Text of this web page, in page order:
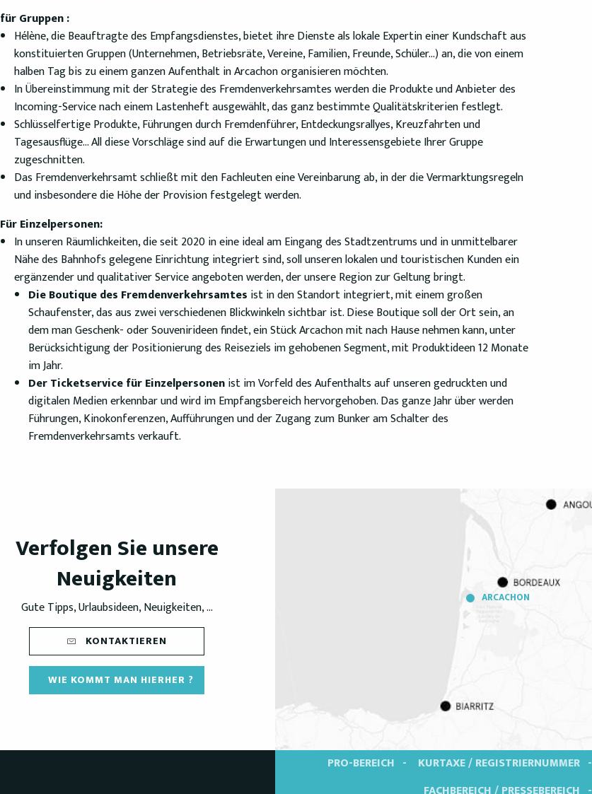
für Gruppen :
Hélène, die Beauftragte des Empfangsdienstes, bietet ihre Dienste als lokale Expertin einer Kundschaft aus
konstituierten Gruppen (Unternehmen, Betriebsräte, Vereine, Familien, Freunde, Schüler…) an, die von einem
halben Tag bis zu einem ganzen Aufenthalt in Arcachon organisieren möchten.
In Übereinstimmung mit der Strategie des Fremdenverkehrsamtes werden die Produkte und Anbieter des
Incoming-Service nach einem Lastenheft ausgewählt, das ganz bestimmte Qualitätskriterien festlegt.
Schlüsselfertige Produkte, Führungen durch Fremdenführer, Entdeckungsrallyes, Kreuzfahrten und
Tagesausflüge… All diese Vorschläge sind auf die Erwartungen und Interessensgebiete Ihrer Gruppe
zugeschnitten.
Das Fremdenverkehrsamt schließt mit den Fachleuten eine Vereinbarung ab, in der die Vermarktungsregeln
und insbesondere die Höhe der Provision festgelegt werden.
Für Einzelpersonen:
In unseren Räumlichkeiten, die seit 2020 in eine ideal am Eingang des Stadtzentrums und in unmittelbarer
Nähe des Bahnhofs gelegene Einrichtung integriert sind, soll unseren lokalen und touristischen Kunden ein
ergänzender und qualitativer Service angeboten werden, der unsere Region zur Geltung bringt.
Die Boutique des Fremdenverkehrsamtes ist in den Standort integriert, mit einem großen
Schaufenster, das aus zwei verschiedenen Blickwinkeln sichtbar ist. Diese Boutique soll der Ort sein, an
dem man Geschenk- oder Souvenirideen findet, ein Stück Arcachon mit nach Hause nehmen kann, unter
Berücksichtigung der Positionierung des Reiseziels im gehobenen Segment, mit Produktideen 12 Monate
im Jahr.
Der Ticketservice für Einzelpersonenist im Vorfeld des Aufenthalts auf unseren gedruckten und
digitalen Medien erkennbar und wird im Empfangsbereich hervorgehoben. Das ganze Jahr über werden
Führungen, Kinokonferenzen, Aufführungen und der Zugang zum Bunker am Schalter des
Fremdenverkehrsamts verkauft.
Verfolgen Sie unsere
Neuigkeiten
Gute Tipps, Urlaubsideen, Neuigkeiten, ...
KONTAKTIEREN
WIE KOMMT MAN HIERHER ?
ARCACHON
PRO-BEREICH
KURTAXE / REGISTRIERNUMMER